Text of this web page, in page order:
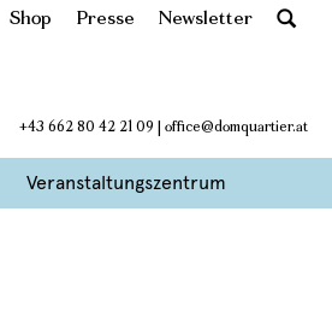
Shop Presse Newsletter
+43 662 80 42 21 09 | office@domquartier.at
Veranstaltungszentrum